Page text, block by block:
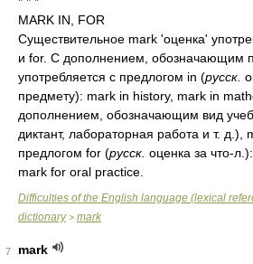
MARK IN, FOR
Существительное mark 'оценка'
и for. С дополнением, обозначающим
употребляется с предлогом in (русск.
предмету): mark in history, mark in
дополнением, обозначающим вид
диктант, лабораторная работа и т. д.),
предлогом for (русск. оценка за что-
mark for oral practice.
Difficulties of the English language (lexical
dictionary> mark
7
mark